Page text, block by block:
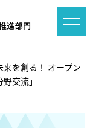
来を創る！ オープン
交流」